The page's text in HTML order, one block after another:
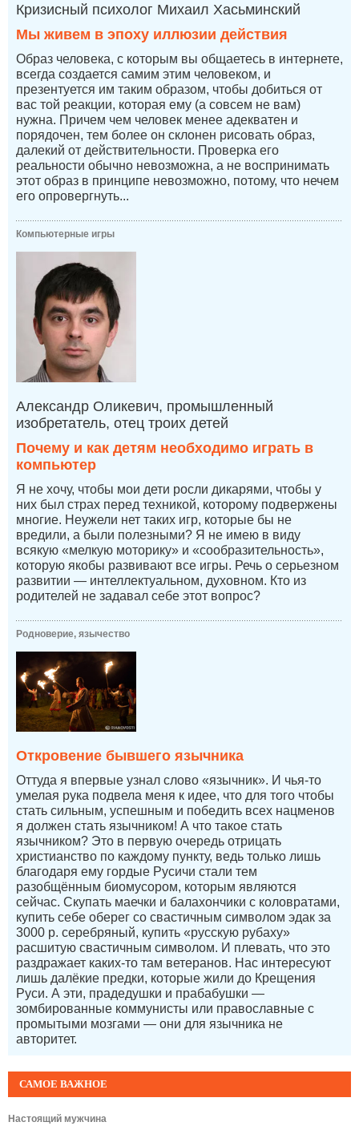
САМОЕ ВАЖНОЕ
Настоящий мужчина
Кризисный психолог Михаил Хасьминский
Мы живем в эпоху иллюзии действия
Образ человека, с которым вы общаетесь в интернете,
всегда создается самим этим человеком, и
презентуется им таким образом, чтобы добиться от
вас той реакции, которая ему (а совсем не вам)
нужна. Причем чем человек менее адекватен и
порядочен, тем более он склонен рисовать образ,
далекий от действительности. Проверка его
реальности обычно невозможна, а не воспринимать
этот образ в принципе невозможно, потому, что нечем
его опровергнуть...
Компьютерные игры
Александр Оликевич, промышленный
изобретатель, отец троих детей
Почему и как детям необходимо играть в
компьютер
Я не хочу, чтобы мои дети росли дикарями, чтобы у
них был страх перед техникой, которому подвержены
многие. Неужели нет таких игр, которые бы не
вредили, а были полезными? Я не имею в виду
всякую «мелкую моторику» и «сообразительность»,
которую якобы развивают все игры. Речь о серьезном
развитии — интеллектуальном, духовном. Кто из
родителей не задавал себе этот вопрос?
Родноверие, язычество
Откровение бывшего язычника
Оттуда я впервые узнал слово «язычник». И чья-то
умелая рука подвела меня к идее, что для того чтобы
стать сильным, успешным и победить всех нацменов
я должен стать язычником! А что такое стать
язычником? Это в первую очередь отрицать
христианство по каждому пункту, ведь только лишь
благодаря ему гордые Русичи стали тем
разобщённым биомусором, которым являются
сейчас. Скупать маечки и балахончики с коловратами,
купить себе оберег со свастичным символом эдак за
3000 р. серебряный, купить «русскую рубаху»
расшитую свастичным символом. И плевать, что это
раздражает каких-то там ветеранов. Нас интересуют
лишь далёкие предки, которые жили до Крещения
Руси. А эти, прадедушки и прабабушки —
зомбированные коммунисты или православные с
промытыми мозгами — они для язычника не
авторитет.